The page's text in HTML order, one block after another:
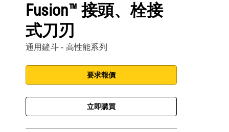
Fusion™ 接頭、栓接
式刀刃
通用鏟斗 - 高性能系列
要求報價
立即購買